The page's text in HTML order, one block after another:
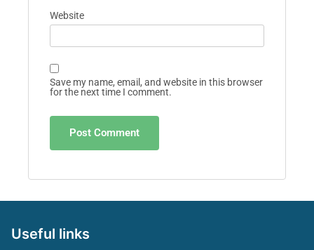
Website
Save my name, email, and website in this browser
for the next time I comment.
Useful links